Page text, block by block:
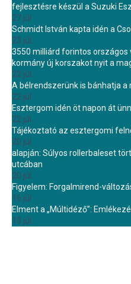
fejlesztésre készül a Suzuki
27 júl.
Schmidt István kapta idén a
23 júl.
3550 milliárd forintos
kormány új korszakot nyit a
22 júl.
A bélrendszerünk is bánhatja
22 júl.
Esztergom idén öt napon át
22 júl.
Tájékoztató az esztergomi
20 júl.
alapján: Súlyos rollerbaleset
utcában
20 júl.
Figyelem: Forgalmirend-
16 júl.
Elment a „Múltidéző”:
13 júl.